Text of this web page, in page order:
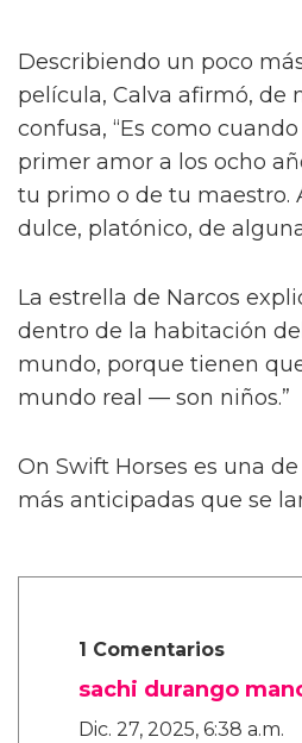
Describiendo un poco
película, Calva afirmó, de
confusa, “Es como
primer amor a los ocho
tu primo o de tu maestro.
dulce, platónico, de
La estrella de Narcos
dentro de la habitación
mundo, porque tienen
mundo real — son niños.”
On Swift Horses es una
más anticipadas que se
1 Comentarios
sachi durango
Dic. 27, 2025, 6:38 a.m.